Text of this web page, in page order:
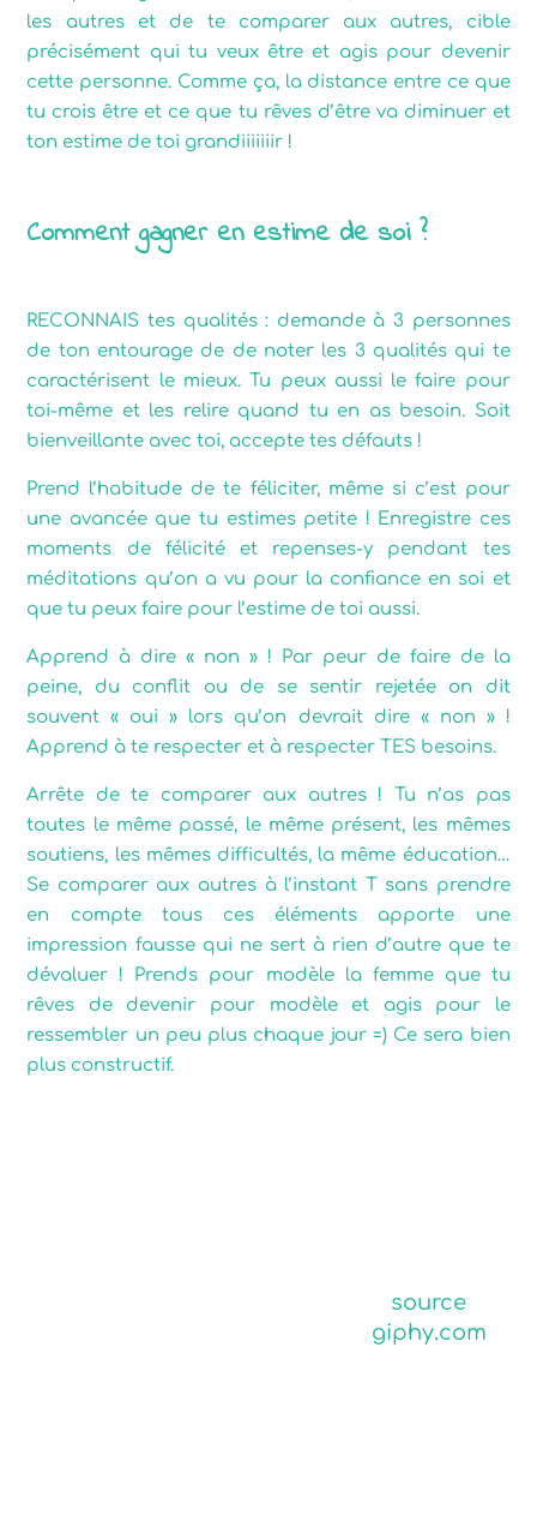
les autres et de te comparer aux autres, cible
précisément qui tu veux être et agis pour devenir
cette personne. Comme ça, la distance entre ce que
tu crois être et ce que tu rêves d’être va diminuer et
ton estime de toi grandiiiiiiir !
Comment gagner en estime de soi ?
RECONNAIS tes qualités : demande à 3 personnes
de ton entourage de de noter les 3 qualités qui te
caractérisent le mieux. Tu peux aussi le faire pour
toi-même et les relire quand tu en as besoin. Soit
bienveillante avec toi, accepte tes défauts !
Prend l’habitude de te féliciter, même si c’est pour
une avancée que tu estimes petite ! Enregistre ces
moments de félicité et repenses-y pendant tes
méditations qu’on a vu pour la confiance en soi et
que tu peux faire pour l’estime de toi aussi.
Apprend à dire « non » ! Par peur de faire de la
peine, du conflit ou de se sentir rejetée on dit
souvent « oui » lors qu’on devrait dire « non » !
Apprend à te respecter et à respecter TES besoins.
Arrête de te comparer aux autres ! Tu n’as pas
toutes le même passé, le même présent, les mêmes
soutiens, les mêmes difficultés, la même éducation…
Se comparer aux autres à l’instant T sans prendre
en compte tous ces éléments apporte une
impression fausse qui ne sert à rien d’autre que te
dévaluer ! Prends pour modèle la femme que tu
rêves de devenir pour modèle et agis pour le
ressembler un peu plus chaque jour =) Ce sera bien
plus constructif.
source
giphy.com